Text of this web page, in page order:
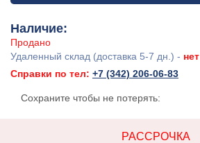
Наличие:
Продано
Удаленный склад (доставка 5-7 дн.) - нет
Справки по тел: +7 (342) 206-06-83
Сохраните чтобы не потерять:
РАССРОЧКА